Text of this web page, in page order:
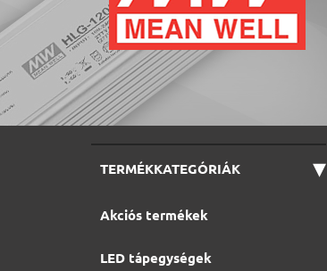
TERMÉKKATEGÓRIÁK ▾
Akciós termékek
LED tápegységek